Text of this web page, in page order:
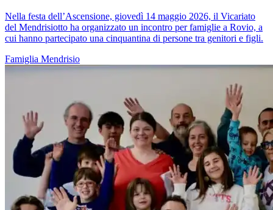
Nella festa dell’Ascensione, giovedì 14 maggio 2026, il Vicariato
del Mendrisiotto ha organizzato un incontro per famiglie a Rovio, a
cui hanno partecipato una cinquantina di persone tra genitori e figli.
Famiglia Mendrisio